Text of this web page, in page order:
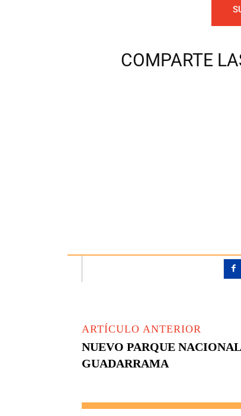
COMPARTE
ARTÍCULO ANTERIOR
NUEVO PARQUE
GUADARRAMA